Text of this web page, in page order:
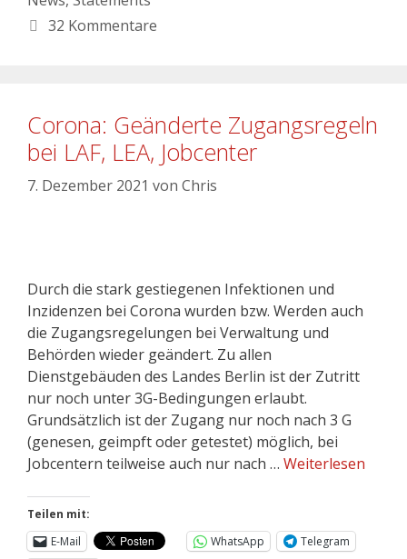
32 Kommentare
Corona: Geänderte Zugangsregeln
bei LAF, LEA, Jobcenter
7. Dezember 2021 von Chris
Durch die stark gestiegenen Infektionen und
Inzidenzen bei Corona wurden bzw. Werden auch
die Zugangsregelungen bei Verwaltung und
Behörden wieder geändert. Zu allen
Dienstgebäuden des Landes Berlin ist der Zutritt
nur noch unter 3G-Bedingungen erlaubt.
Grundsätzlich ist der Zugang nur noch nach 3 G
(genesen, geimpft oder getestet) möglich, bei
Jobcentern teilweise auch nur nach … Weiterlesen
Teilen mit:
E-Mail
WhatsApp
Telegram